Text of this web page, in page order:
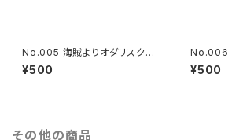
No.005 海賊よりオダリスクの
第3Va.
¥500
No.006
a.
¥500
その他の商品